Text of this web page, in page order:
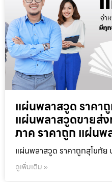
แผ่นพลาสวูด ราคา
แผ่นพลาสวูดขายส่
ภาค ราคาถูก แผ่น
แผ่นพลาสวูด ราคาถูกสุโขทัย
ดูเพิ่มเติม »